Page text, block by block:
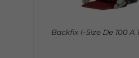
Backfix I-Size De 100 A